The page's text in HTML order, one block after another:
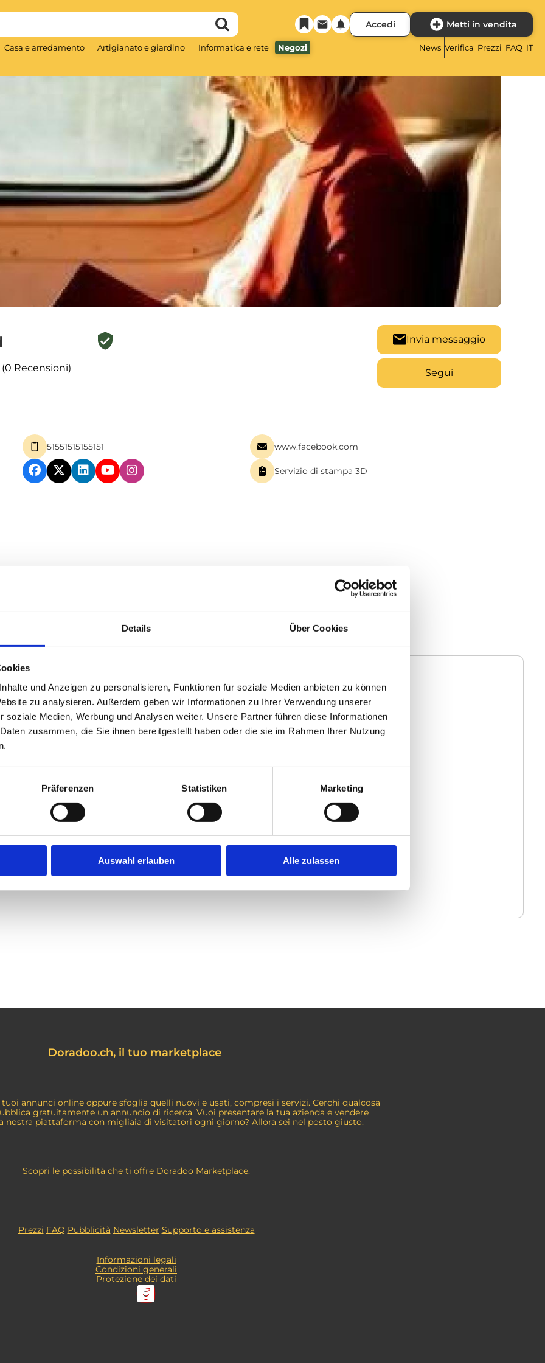
Details Über Cookies
und Anzeigen zu personalisieren, Funktionen für soziale Medien anbieten zu können
zu analysieren. Außerdem geben wir Informationen zu Ihrer Verwendung unserer
soziale Medien, Werbung und Analysen weiter. Unsere Partner führen diese Informationen
zusammen, die Sie ihnen bereitgestellt haben oder die sie im Rahmen Ihrer Nutzung
Präferenzen Statistiken Marketing
Auswahl erlauben Alle zulassen
Accedi Metti in vendita
Casa e arredamento Artigianato e giardino Informatica e rete Negozi News Verifica Prezzi FAQ IT
Recensioni)
Invia messaggio
Segui
51551515155151 www.facebook.com
Servizio di stampa 3D
Recensioni Foto Video Blog
Doradoo.ch, il tuo marketplace
annunci online oppure sfoglia quelli nuovi e usati, compresi i servizi. Cerchi qualcosa
gratuitamente un annuncio di ricerca. Vuoi presentare la tua azienda e vendere
nostra piattaforma con migliaia di visitatori ogni giorno? Allora sei nel posto giusto.
Scopri le possibilità che ti offre Doradoo Marketplace.
Prezzi FAQ Pubblicità Newsletter Supporto e assistenza
Informazioni legali
Condizioni generali
Protezione dei dati